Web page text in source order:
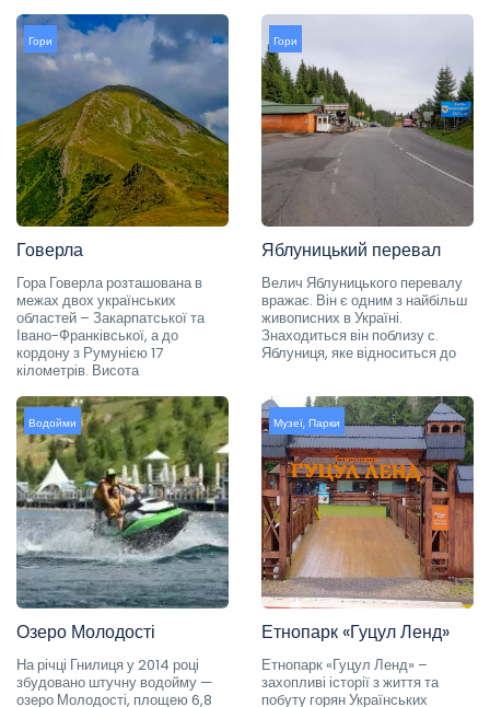
Гори
Говерла
Гора Говерла розташована в
межах двох українських
областей – Закарпатської та
Івано-Франківської, а до
кордону з Румунією 17
кілометрів. Висота
Гори
Яблуницький перевал
Велич Яблуницького перевалу
вражає. Він є одним з найбільш
живописних в Україні.
Знаходиться він поблизу с.
Яблуниця, яке відноситься до
Водойми
Озеро Молодості
На річці Гнилиця у 2014 році
збудовано штучну водойму —
озеро Молодості, площею 6,8
Музеї, Парки
Етнопарк «Гуцул Ленд»
Етнопарк «Гуцул Ленд» –
захопливі історії з життя та
побуту горян Українських